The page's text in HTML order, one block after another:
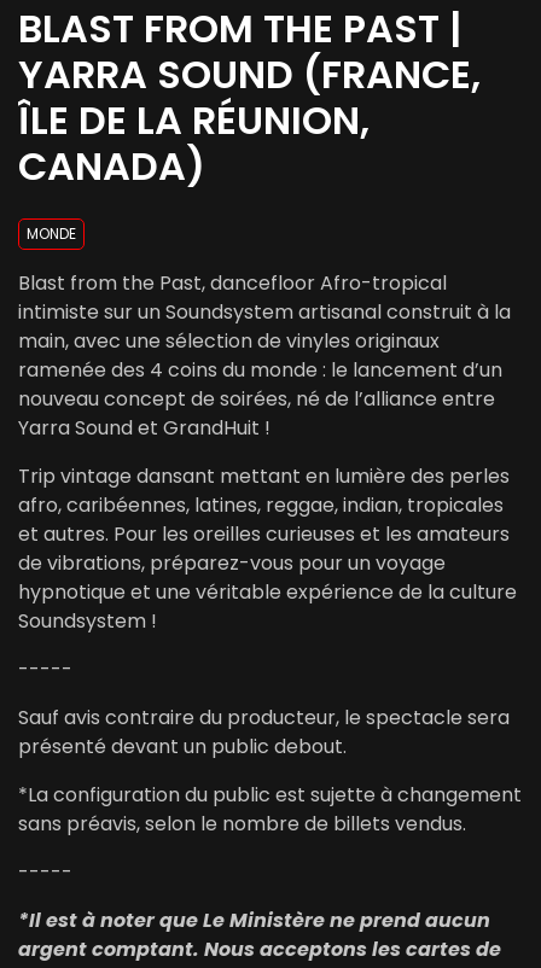
BLAST FROM THE PAST |
YARRA SOUND (FRANCE,
ÎLE DE LA RÉUNION,
CANADA)
MONDE
Blast from the Past, dancefloor Afro-tropical
intimiste sur un Soundsystem artisanal construit à la
main, avec une sélection de vinyles originaux
ramenée des 4 coins du monde : le lancement d’un
nouveau concept de soirées, né de l’alliance entre
Yarra Sound et GrandHuit !
Trip vintage dansant mettant en lumière des perles
afro, caribéennes, latines, reggae, indian, tropicales
et autres. Pour les oreilles curieuses et les amateurs
de vibrations, préparez-vous pour un voyage
hypnotique et une véritable expérience de la culture
Soundsystem !
-----
Sauf avis contraire du producteur, le spectacle sera
présenté devant un public debout.
*La configuration du public est sujette à changement
sans préavis, selon le nombre de billets vendus.
-----
*Il est à noter que Le Ministère ne prend aucun
argent comptant. Nous acceptons les cartes de